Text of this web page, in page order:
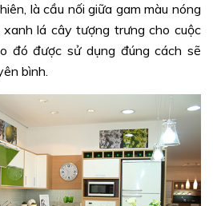
là cầu nối giữa gam màu nóng
lá cây tượng trưng cho cuộc
đó được sử dụng đúng cách sẽ
bình.